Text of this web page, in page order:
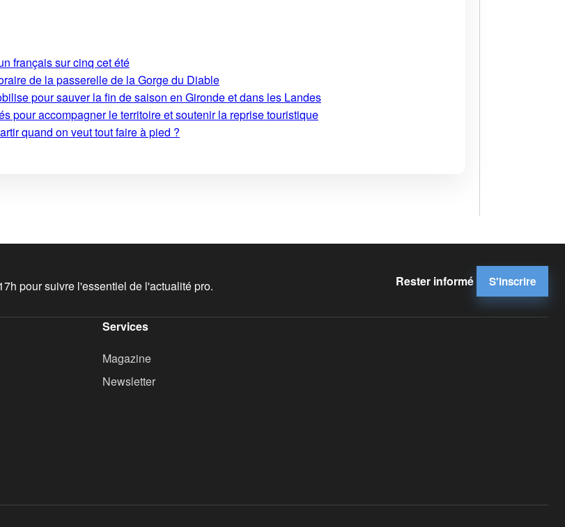
français sur cinq cet été
de la passerelle de la Gorge du Diable
pour sauver la fin de saison en Gironde et dans les Landes
pour accompagner le territoire et soutenir la reprise touristique
quand on veut tout faire à pied ?
pour suivre l'essentiel de l'actualité pro. Rester informé S'inscrire
Services
Magazine
Newsletter